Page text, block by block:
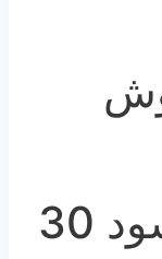
MCM3201B اسود 30